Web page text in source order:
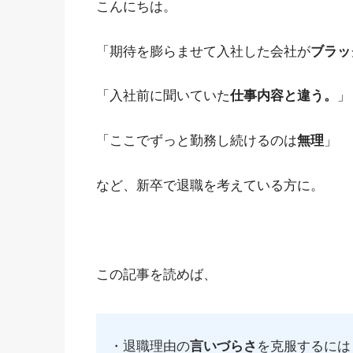
こんにちは。
「期待を膨らませて入社した会社がブラッ
「 入社前に聞いていた仕事内容と違う。 」
「ここでずっと勤務し続けるのは無理 」
など、新卒で退職を考えている方に。
この記事を読めば、
・退職理由の言いづらさ を克服するには